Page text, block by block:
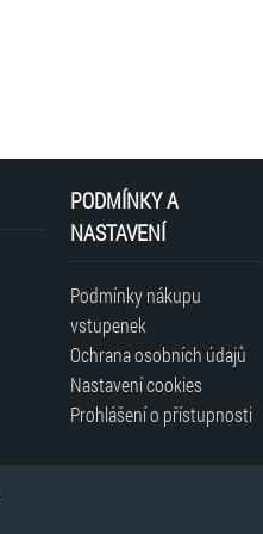
PODMÍNKY A
NASTAVENÍ
Podmínky nákupu
vstupenek
Ochrana osobních údajů
Nastavení cookies
Prohlášení o přístupnosti